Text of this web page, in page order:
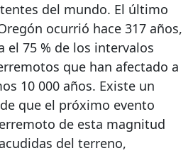
del mundo. El último
ocurrió hace 317 años,
el 75 % de los intervalos
que han afectado a
10 000 años. Existe un
que el próximo evento
de esta magnitud
del terreno,